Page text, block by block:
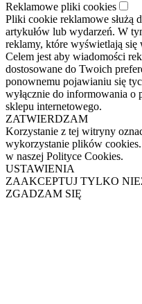
Reklamowe pliki cookies
Pliki cookie reklamowe służą
artykułów lub wydarzeń. W
reklamy, które wyświetlają
Celem jest aby wiadomości
dostosowane do Twoich
ponownemu pojawianiu się
wyłącznie do informowania o
sklepu internetowego.
ZATWIERDZAM
Korzystanie z tej witryny
wykorzystanie plików
w naszej Polityce Cookies.
USTAWIENIA
ZAAKCEPTUJ TYLKO
ZGADZAM SIĘ